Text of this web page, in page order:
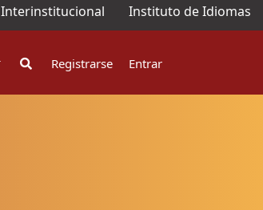
Interinstitucional Instituto de Idiomas
Registrarse Entrar